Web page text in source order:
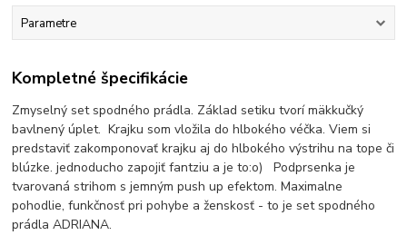
Parametre
Kompletné špecifikácie
Zmyselný set spodného prádla. Základ setiku tvorí mäkkučký
bavlnený úplet. Krajku som vložila do hlbokého véčka. Viem si
predstaviť zakomponovať krajku aj do hlbokého výstrihu na tope či
blúzke. jednoducho zapojiť fantziu a je to:o) Podprsenka je
tvarovaná strihom s jemným push up efektom. Maximalne
pohodlie, funkčnosť pri pohybe a ženskosť - to je set spodného
prádla ADRIANA.